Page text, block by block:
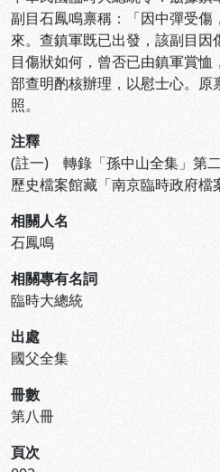
副目石鳳鳴禀稱：「因中彈受
來。查鎮軍既已出發，該副目
目傷狀如何，曾否已由鎮軍賞
部查明酌核辦理，以慰士心。原
照。
注釋
(註一) 轉錄「孫中山全集」第
歷史檔案館藏「南京臨時政府檔
相關人名
石鳳鳴
相關專有名詞
臨時大總統
出處
國父全集
冊數
第八冊
頁次